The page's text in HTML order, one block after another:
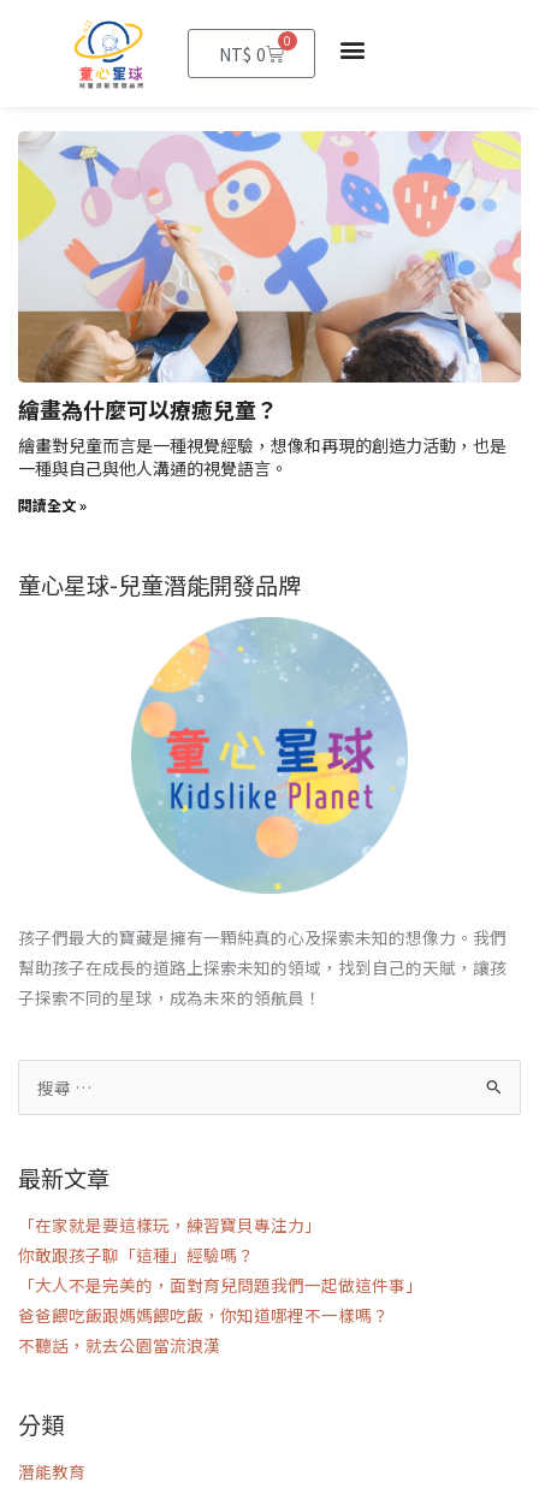
NT$ 0
0
購
物
繪畫為什麼可以療癒兒童？
繪畫對兒童而言是一種視覺經驗，想像和再現的創造力活動，也是
一種與自己與他人溝通的視覺語言。
閱讀全文 »
童心星球-兒童潛能開發品牌
孩子們最大的寶藏是擁有一顆純真的心及探索未知的想像力。我們
幫助孩子在成長的道路上探索未知的領域，找到自己的天賦，讓孩
子探索不同的星球，成為未來的領航員！
最新文章
「在家就是要這樣玩，練習寶貝專注力」
你敢跟孩子聊「這種」經驗嗎？
「大人不是完美的，面對育兒問題我們一起做這件事」
爸爸餵吃飯跟媽媽餵吃飯，你知道哪裡不一樣嗎？
不聽話，就去公園當流浪漢
分類
潛能教育